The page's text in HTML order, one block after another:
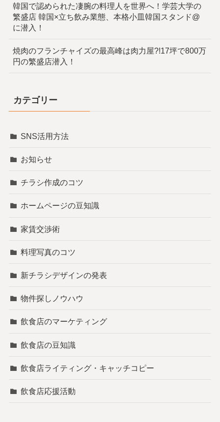
韓国で認められた凄腕の料理人を世界へ！学芸大学の
繁盛店 韓国×立ち飲み業態、本格小皿韓国スタンド@
に潜入！
焼肉のフランチャイズの最高峰は肉力屋?!17坪で800万
円の繁盛店潜入！
カテゴリー
SNS活用方法
お知らせ
チラシ作成のコツ
ホームページの豆知識
家賃交渉術
料理写真のコツ
新チラシデザインの発表
物件探しノウハウ
飲食店のマーケティング
飲食店の豆知識
飲食店ライティング・キャッチコピー
飲食店応援活動